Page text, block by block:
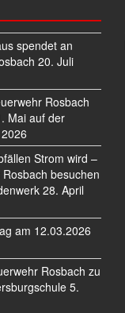
spendet an
20. Juli
Rosbach
Mai auf der
Strom wird –
besuchen
28. April
am 12.03.2026
Rosbach zu
5.